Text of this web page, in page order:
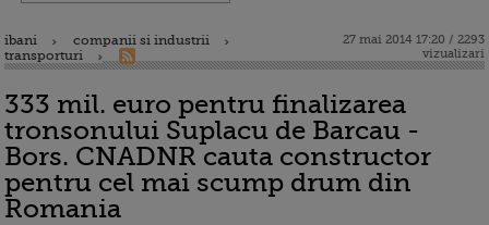
ibani
companii si industrii
transporturi
27 mai 2014 17:20 / 2293
vizualizari
333 mil. euro pentru finalizarea
tronsonului Suplacu de Barcau -
Bors. CNADNR cauta constructor
pentru cel mai scump drum din
Romania